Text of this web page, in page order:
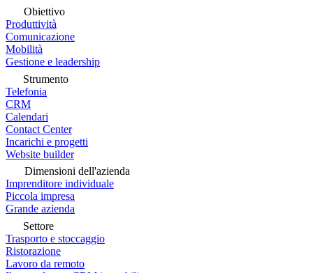
Obiettivo
Produttività
Comunicazione
Mobilità
Gestione e leadership
Strumento
Telefonia
CRM
Calendari
Contact Center
Incarichi e progetti
Website builder
Dimensioni dell'azienda
Imprenditore individuale
Piccola impresa
Grande azienda
Settore
Trasporto e stoccaggio
Ristorazione
Lavoro da remoto